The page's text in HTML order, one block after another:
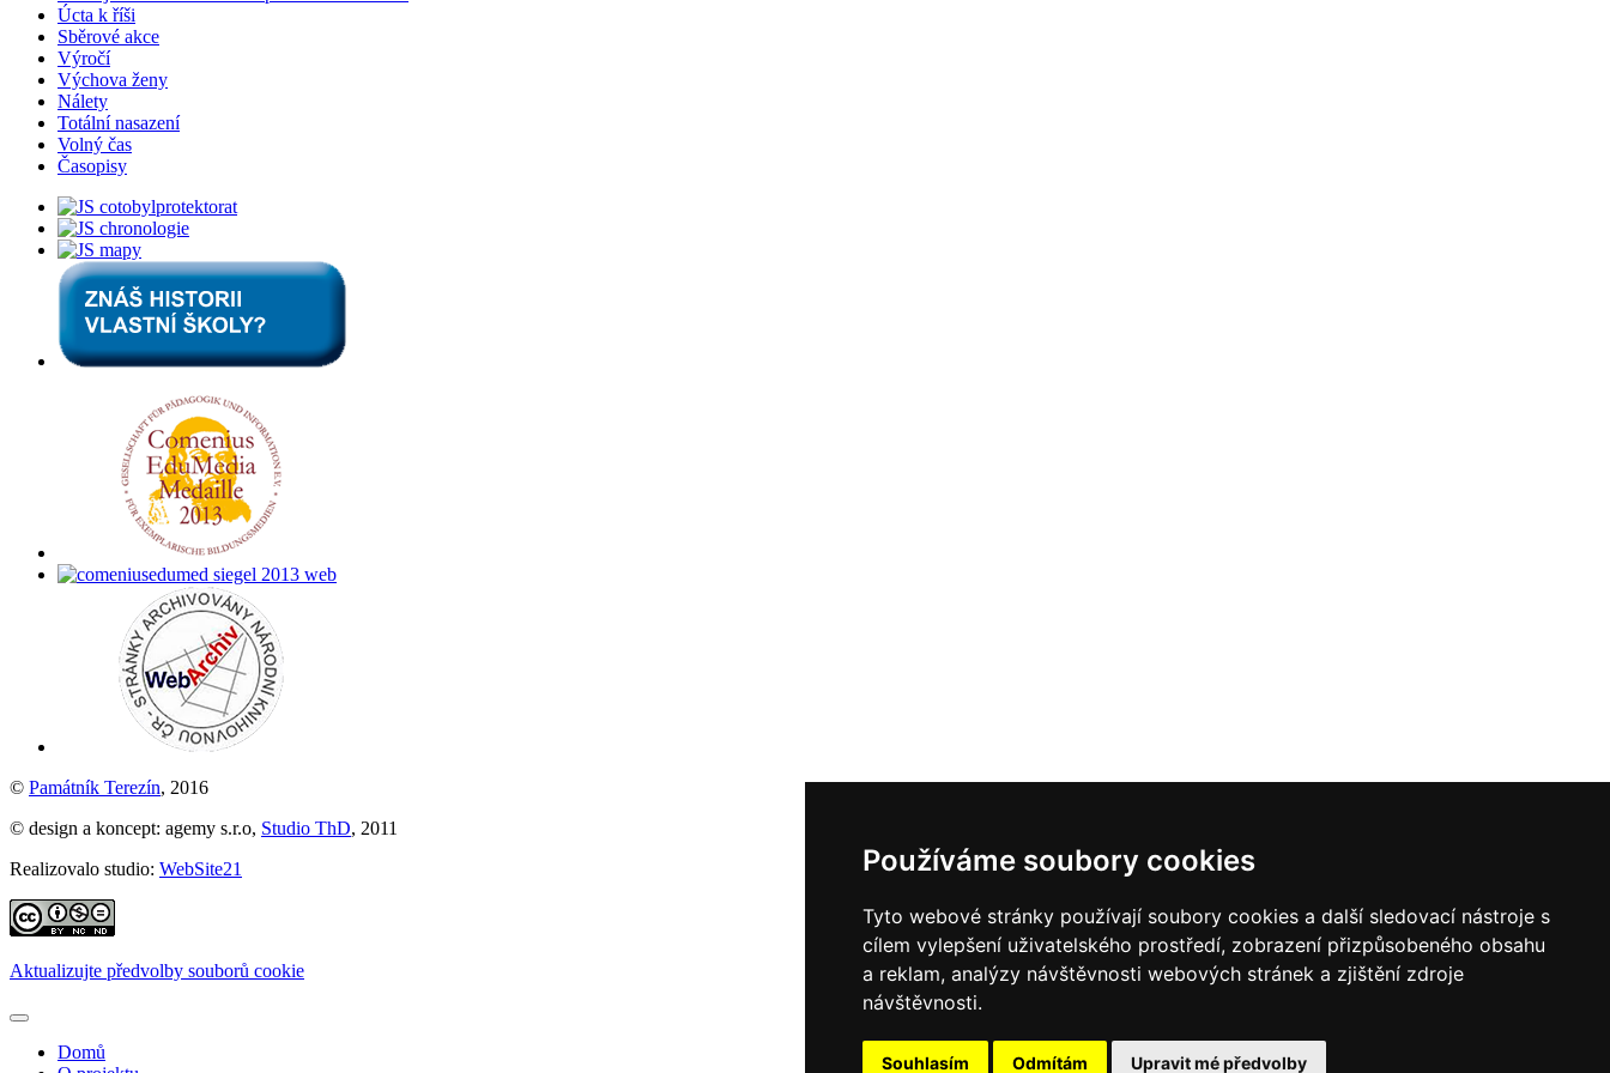
Používáme soubory cookies
Tyto webové stránky používají soubory cookies a další sledovací nástroje s
cílem vylepšení uživatelského prostředí, zobrazení přizpůsobeného obsahu
a reklam, analýzy návštěvnosti webových stránek a zjištění zdroje
návštěvnosti.
Souhlasím Odmítám Upravit mé předvolby
Úcta k říši
Sběrové akce
Výročí
Výchova ženy
Nálety
Totální nasazení
Volný čas
Časopisy
© Památník Terezín, 2016
© design a koncept: agemy s.r.o, Studio ThD, 2011
Realizovalo studio: WebSite21
Aktualizujte předvolby souborů cookie
Domů